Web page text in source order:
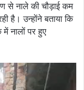
से नाले की चौड़ाई कम
है। उन्होंने बताया कि
नालों पर हुए